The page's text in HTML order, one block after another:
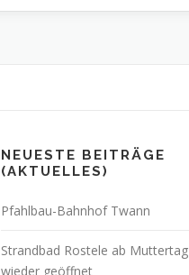
NEUESTE BEITRÄGE
(AKTUELLES)
Pfahlbau-Bahnhof Twann
Strandbad Rostele ab Muttertag
wieder geöffnet